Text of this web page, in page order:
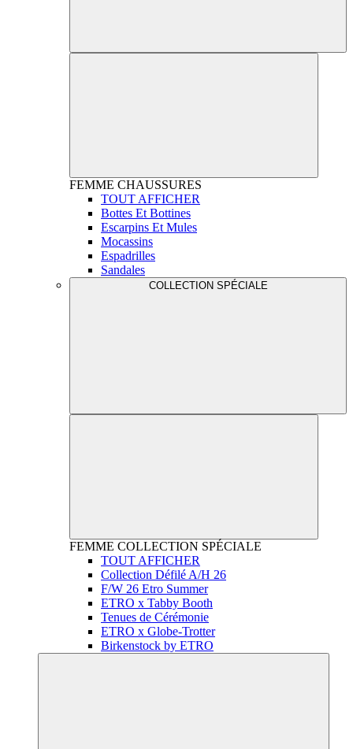
FEMME CHAUSSURES
TOUT AFFICHER
Bottes Et Bottines
Escarpins Et Mules
Mocassins
Espadrilles
Sandales
COLLECTION SPÉCIALE
FEMME COLLECTION SPÉCIALE
TOUT AFFICHER
Collection Défilé A/H 26
F/W 26 Etro Summer
ETRO x Tabby Booth
Tenues de Cérémonie
ETRO x Globe-Trotter
Birkenstock by ETRO